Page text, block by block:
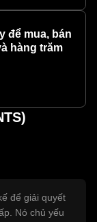
để mua, bán
hàng trăm
để giải quyết
Nó chủ yếu